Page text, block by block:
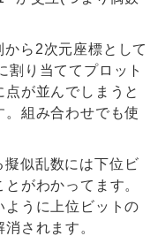
ら2次元座標として
割り当ててプロット
が並んでしまうと
組み合わせでも使
似乱数には下位ビ
がわかってます。
ように上位ビットの
されます。